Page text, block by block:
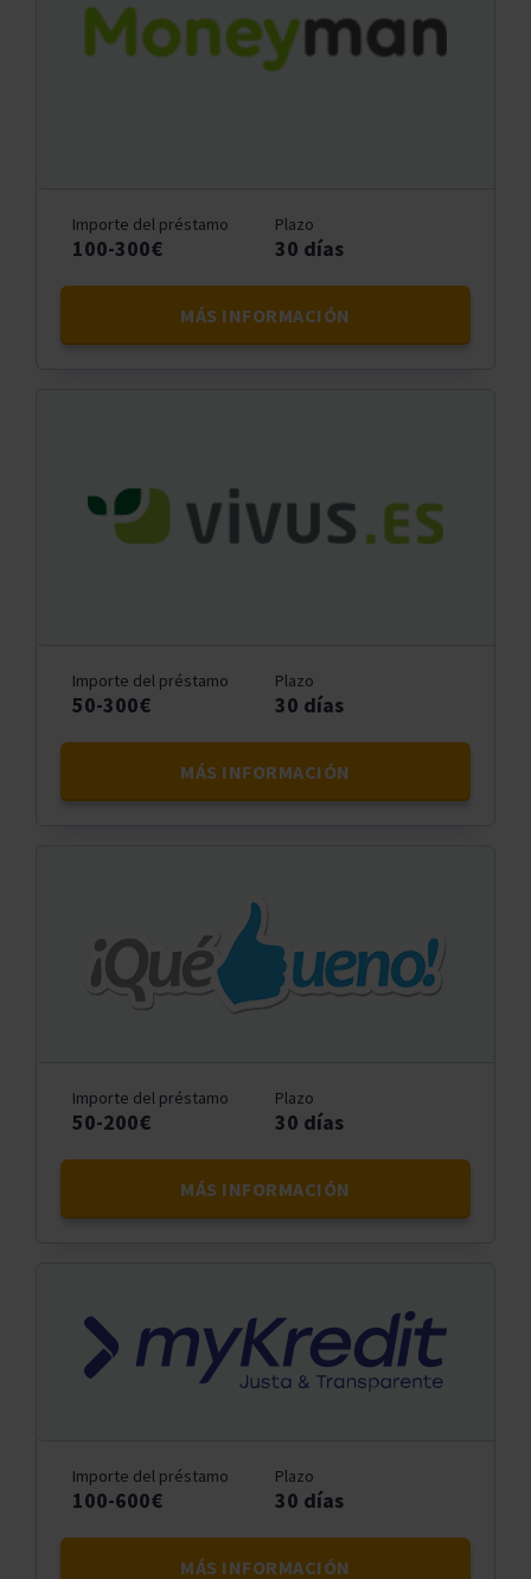
Importe del préstamo
100-300€
Plazo
30 días
MÁS INFORMACIÓN
Importe del préstamo
50-300€
Plazo
30 días
MÁS INFORMACIÓN
Importe del préstamo
50-200€
Plazo
30 días
MÁS INFORMACIÓN
Importe del préstamo
100-600€
Plazo
30 días
MÁS INFORMACIÓN